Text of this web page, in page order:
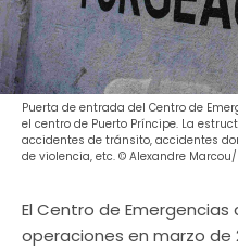
Puerta de entrada del Centro de
el centro de Puerto Príncipe. La
accidentes de tránsito, accidentes
de violencia, etc. © Alexandre Marcou/
El Centro de
operaciones en marzo de